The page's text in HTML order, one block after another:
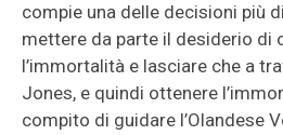
compie una delle decisioni più
mettere da parte il desiderio di
l’immortalità e lasciare che a
Jones, e quindi ottenere
compito di guidare l’Olandese